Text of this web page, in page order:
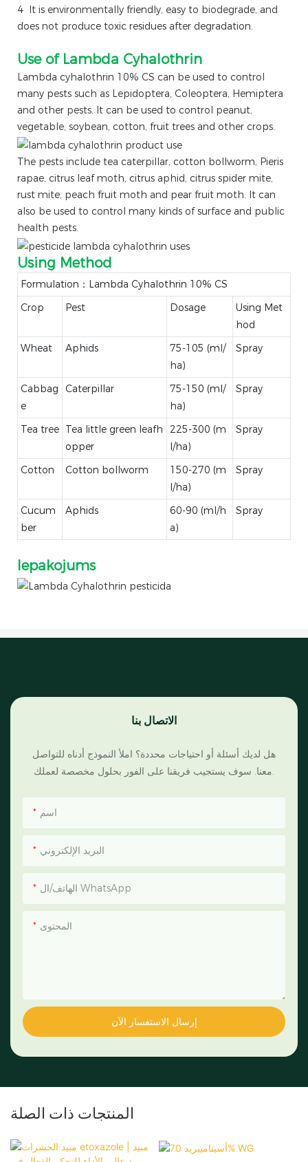
4 It is environmentally friendly, easy to biodegrade, and
does not produce toxic residues after degradation.
Use of Lambda Cyhalothrin
Lambda cyhalothrin 10% CS can be used to control
many pests such as Lepidoptera, Coleoptera, Hemiptera
and other pests. It can be used to control peanut,
vegetable, soybean, cotton, fruit trees and other crops.
The pests include tea caterpillar, cotton bollworm, Pieris
rapae, citrus leaf moth, citrus aphid, citrus spider mite,
rust mite, peach fruit moth and pear fruit moth. It can
also be used to control many kinds of surface and public
health pests.
Using Method
Formulation：Lambda Cyhalothrin 10% CS
Crop
Pest Dosage
Using Met
hod
Wheat
Aphids
75-105 (ml/
ha)
Spray
Cabbag
e
Caterpillar
75-150 (ml/
ha)
Spray
Tea tree Tea little green leafh
opper
225-300 (m
l/ha)
Spray
Cotton Cotton bollworm
150-270 (m
l/ha)
Spray
Cucum
ber
Aphids
60-90 (ml/h
a)
Spray
Iepakojums
الاتصال بنا
هل لديك أسئلة أو احتياجات محددة؟ املأ النموذج أدناه للتواصل
معنا. سوف يستجيب فريقنا على الفور بحلول مخصصة لعملك.
اسم
البريد الإلكتروني
الهاتف/ال WhatsApp
المحتوى
إرسال الاستفسار الآن
المنتجات ذات الصلة